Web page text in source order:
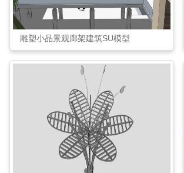
雕塑小品景观廊架建筑SU模型